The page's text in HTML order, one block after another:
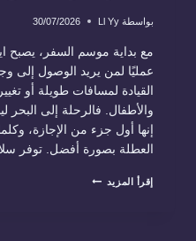
بواسطة Ll Yy
30/07/2026
مع بداية موسم السفر، يصبح
عمليًا لمن يريد الوصول إلى
القيادة لمسافات طويلة أو
والأطفال. فالرحلة إلى البحر
إنها أول جزء من الإجازة،
العطلة بصورة أفضل. توفر
إقرأ المزيد ايجار